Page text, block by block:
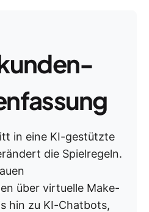
in eine KI-gestützte
die Spielregeln.
über virtuelle Make-
hin zu KI-Chatbots,